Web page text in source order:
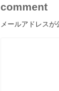
comment
メールアドレスが